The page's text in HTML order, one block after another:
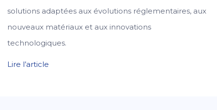
solutions adaptées aux évolutions réglementaires, aux
nouveaux matériaux et aux innovations
technologiques.
Lire l’article